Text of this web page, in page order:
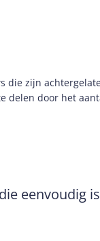
zijn
delen door het
eenvoudig